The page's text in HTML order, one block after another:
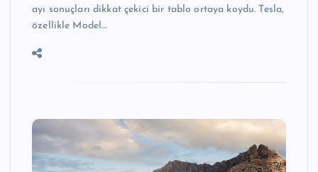
ayı sonuçları dikkat çekici bir tablo ortaya koydu. Tesla,
özellikle Model…